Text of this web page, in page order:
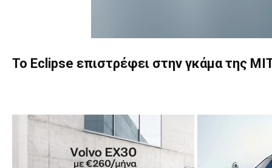
Το Eclipse επιστρέφει στην γκάμα της